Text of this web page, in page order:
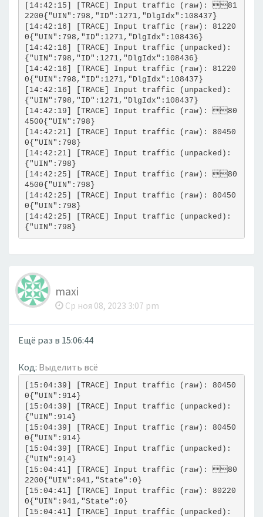
[14:42:15] [TRACE] Input traffic (raw): 81
2200{"UIN":798,"ID":1271,"DlgIdx":108437}
[14:42:16] [TRACE] Input traffic (raw): 81220
0{"UIN":798,"ID":1271,"DlgIdx":108436}
[14:42:16] [TRACE] Input traffic (unpacked):
{"UIN":798,"ID":1271,"DlgIdx":108436}
[14:42:16] [TRACE] Input traffic (raw): 81220
0{"UIN":798,"ID":1271,"DlgIdx":108437}
[14:42:16] [TRACE] Input traffic (unpacked):
{"UIN":798,"ID":1271,"DlgIdx":108437}
[14:42:19] [TRACE] Input traffic (raw): 80
4500{"UIN":798}
[14:42:21] [TRACE] Input traffic (raw): 80450
0{"UIN":798}
[14:42:21] [TRACE] Input traffic (unpacked):
{"UIN":798}
[14:42:25] [TRACE] Input traffic (raw): 80
4500{"UIN":798}
[14:42:25] [TRACE] Input traffic (raw): 80450
0{"UIN":798}
[14:42:25] [TRACE] Input traffic (unpacked):
{"UIN":798}
maxi
Ср ноя 08, 2023 3:07 pm
Ещё раз в 15:06:44
Код: Выделить всё
[15:04:39] [TRACE] Input traffic (raw): 80450
0{"UIN":914}
[15:04:39] [TRACE] Input traffic (unpacked):
{"UIN":914}
[15:04:39] [TRACE] Input traffic (raw): 80450
0{"UIN":914}
[15:04:39] [TRACE] Input traffic (unpacked):
{"UIN":914}
[15:04:41] [TRACE] Input traffic (raw): 80
2200{"UIN":941,"State":0}
[15:04:41] [TRACE] Input traffic (raw): 80220
0{"UIN":941,"State":0}
[15:04:41] [TRACE] Input traffic (unpacked):